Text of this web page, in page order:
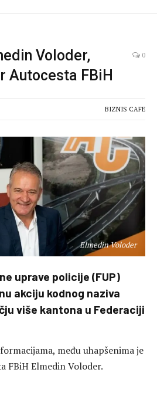
Voloder,
Autocesta FBiH
0
BIZNIS CAFE
Elmedin Voloder
uprave policije (FUP)
akciju kodnog naziva
više kantona u Federaciji
među uhapšenima je
FBiH Elmedin Voloder.